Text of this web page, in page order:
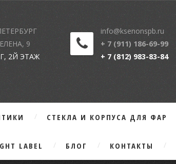
9
2Й ЭТАЖ
info@ksenonspb.ru
+ 7 (911) 186-69-99
+ 7 (812) 983-83-84
СТЕКЛА И КОРПУСА ДЛЯ ФАР
LABEL БЛОГ КОНТАКТЫ